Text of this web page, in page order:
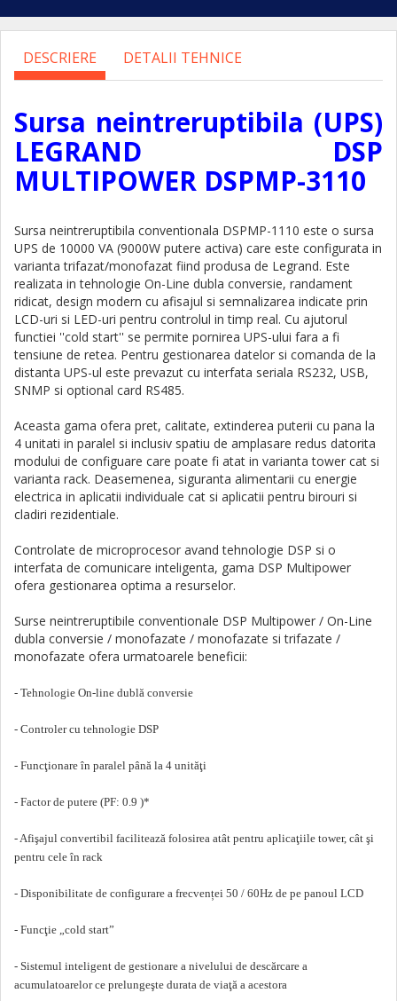
DESCRIERE DETALII TEHNICE
Sursa neintreruptibila (UPS)
LEGRAND DSP
MULTIPOWER DSPMP-3110
Sursa neintreruptibila conventionala DSPMP-1110 este o sursa
UPS de 10000 VA (9000W putere activa) care este configurata in
varianta trifazat/monofazat fiind produsa de Legrand. Este
realizata in tehnologie On-Line dubla conversie, randament
ridicat, design modern cu afisajul si semnalizarea indicate prin
LCD-uri si LED-uri pentru controlul in timp real. Cu ajutorul
functiei ''cold start'' se permite pornirea UPS-ului fara a fi
tensiune de retea. Pentru gestionarea datelor si comanda de la
distanta UPS-ul este prevazut cu interfata seriala RS232, USB,
SNMP si optional card RS485.
Aceasta gama ofera pret, calitate, extinderea puterii cu pana la
4 unitati in paralel si inclusiv spatiu de amplasare redus datorita
modului de configuare care poate fi atat in varianta tower cat si
varianta rack. Deasemenea, siguranta alimentarii cu energie
electrica in aplicatii individuale cat si aplicatii pentru birouri si
cladiri rezidentiale.
Controlate de microprocesor avand tehnologie DSP si o
interfata de comunicare inteligenta, gama DSP Multipower
ofera gestionarea optima a resurselor.
Surse neintreruptibile conventionale DSP Multipower / On-Line
dubla conversie / monofazate / monofazate si trifazate /
monofazate ofera urmatoarele beneficii:
- Tehnologie On-line dublă conversie
- Controler cu tehnologie DSP
- Funcţionare în paralel până la 4 unităţi
- Factor de putere (PF: 0.9 )*
- Afişajul convertibil facilitează folosirea atât pentru aplicaţiile tower, cât şi
pentru cele în rack
- Disponibilitate de configurare a frecvenței 50 / 60Hz de pe panoul LCD
- Funcţie „cold start”
- Sistemul inteligent de gestionare a nivelului de descărcare a
acumulatoarelor ce prelungeşte durata de viaţă a acestora